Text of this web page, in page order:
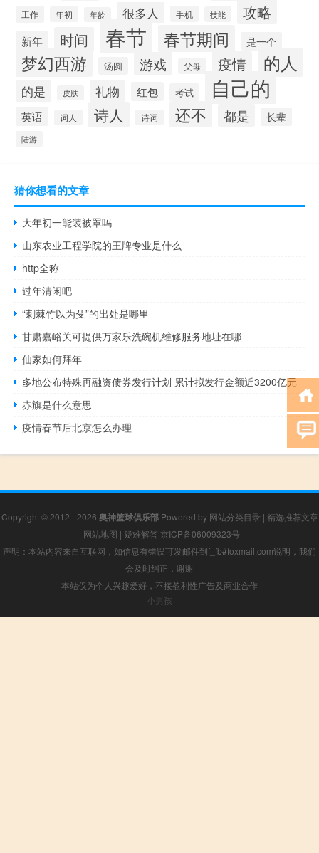
工作 年初 年龄 很多人 手机 技能 攻略
新年 时间 春节 春节期间 是一个
梦幻西游 汤圆 游戏 父母 疫情 的人
的是 皮肤 礼物 红包 考试 自己的
英语 词人 诗人 诗词 还不 都是 长辈
陆游
猜你想看的文章
大年初一能装被罩吗
山东农业工程学院的王牌专业是什么
http全称
过年清闲吧
“刺棘竹以为殳”的出处是哪里
甘肃嘉峪关可提供万家乐洗碗机维修服务地址在哪
仙家如何拜年
多地公布特殊再融资债券发行计划 累计拟发行金额近3200亿元
赤旗是什么意思
疫情春节后北京怎么办理
Copyright © 2012 - 2026 奥神篮球俱乐部Powered by 网站分类目录 | 精选推荐文章
| 网站地图 | 疑难解答 京ICP备06009323号
声明：本站内容来自互联网，如信息有错误可发邮件到f_fb#foxmail.com说明，我们
会及时纠正，谢谢
本站仅为个人兴趣爱好，不接盈利性广告及商业合作
小男孩